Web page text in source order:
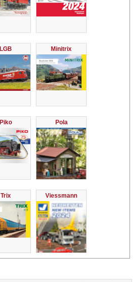
LGB Minitrix
Piko Pola
Trix Viessmann